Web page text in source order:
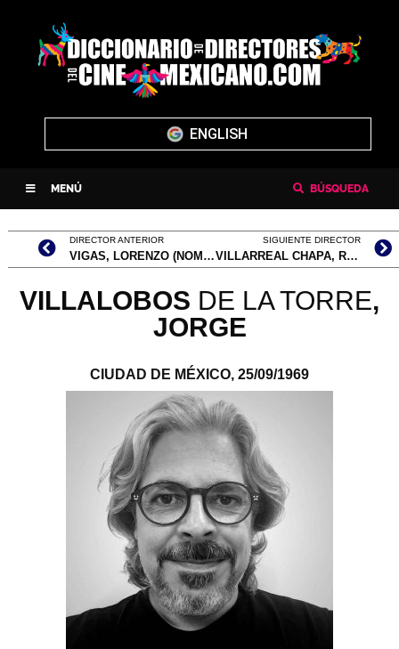
ENGLISH
MENÚ BÚSQUEDA
DIRECTOR ANTERIOR
VIGAS, LORENZO (NOMBRE COMPLETO, LORENZO MAURICE VIGAS CASTÈS)
SIGUIENTE DIRECTOR
VILLARREAL CHAPA, RENÉ U.
VILLALOBOS DE LA TORRE,
JORGE
CIUDAD DE MÉXICO, 25/09/1969